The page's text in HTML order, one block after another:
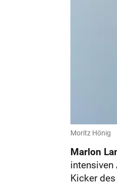
Moritz Hönig
Marlon
intensiven
Kicker